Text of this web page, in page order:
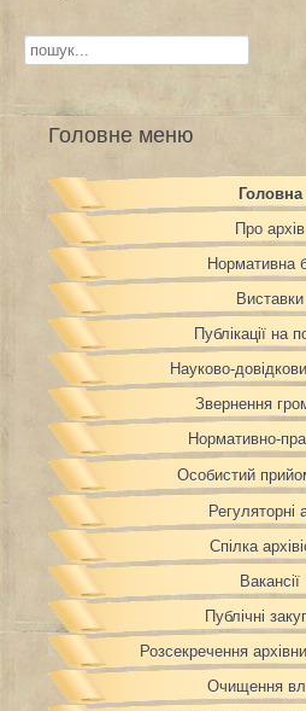
Пошук...
Головне меню
Головна
Про архів
Нормативна
Виставки
Публікації на
Науково-
Звернення
Нормативно-
Особистий
Регуляторні
Спілка
Вакансії
Публічні
Розсекречення
Очищення